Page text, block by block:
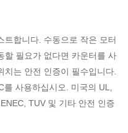
트합니다. 수동으로 작은 모터
할 필요가 없다면 카운터를 사
치는 안전 인증이 필수입니다.
를 사용하십시오. 미국의 UL,
TUV 및 기타 안전 인증